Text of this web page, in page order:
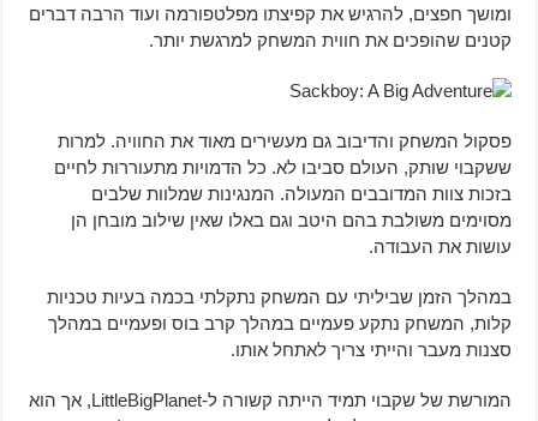
ומושך חפצים, להרגיש את קפיצתו מפלטפורמה ועוד הרבה דברים
קטנים שהופכים את חווית המשחק למרגשת יותר.
פסקול המשחק והדיבוב גם מעשירים מאוד את החוויה. למרות
ששקבוי שותק, העולם סביבו לא. כל הדמויות מתעוררות לחיים
בזכות צוות המדובבים המעולה. המנגינות שמלוות שלבים
מסוימים משולבת בהם היטב וגם באלו שאין שילוב מובחן הן
עושות את העבודה.
במהלך הזמן שביליתי עם המשחק נתקלתי בכמה בעיות טכניות
קלות, המשחק נתקע פעמיים במהלך קרב בוס ופעמיים במהלך
סצנות מעבר והייתי צריך לאתחל אותו.
המורשת של שקבוי תמיד הייתה קשורה ל-LittleBigPlanet, אך הוא